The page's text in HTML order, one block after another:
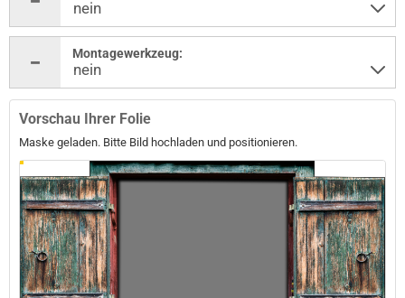
Montagewerkzeug:
Vorschau Ihrer Folie
Maske geladen. Bitte Bild hochladen und positionieren.